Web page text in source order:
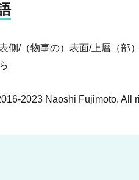
側/（物事の）表面/上層（部
2023 Naoshi Fujimoto. All